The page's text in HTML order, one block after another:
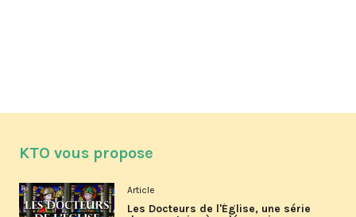
KTO vous propose
Article
Les Docteurs de l'Église, une série